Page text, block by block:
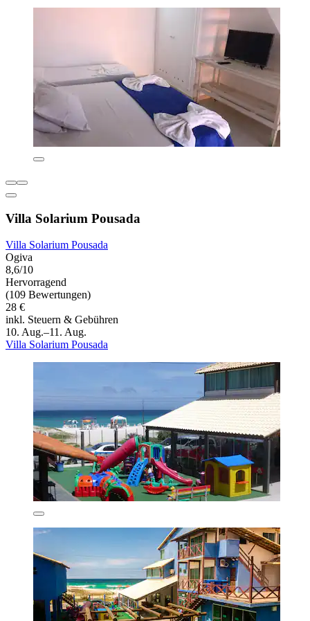
Villa Solarium Pousada
Villa Solarium Pousada
Ogiva
8,6/10
Hervorragend
(109 Bewertungen)
28 €
inkl. Steuern & Gebühren
10. Aug.–11. Aug.
Villa Solarium Pousada